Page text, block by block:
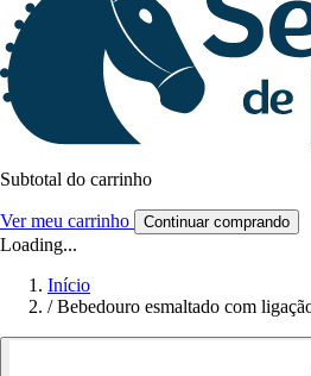
Subtotal do carrinho
Ver meu carrinho Continuar comprando
Loading...
Início
/ Bebedouro esmaltado com